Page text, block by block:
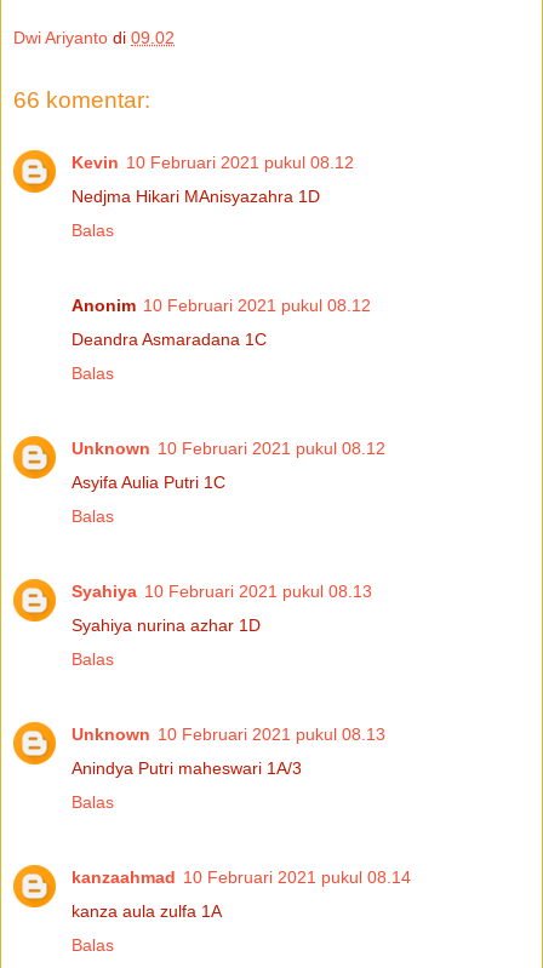
Dwi Ariyanto di 09.02
66 komentar:
Kevin 10 Februari 2021 pukul 08.12
Nedjma Hikari MAnisyazahra 1D
Balas
Anonim 10 Februari 2021 pukul 08.12
Deandra Asmaradana 1C
Balas
Unknown 10 Februari 2021 pukul 08.12
Asyifa Aulia Putri 1C
Balas
Syahiya 10 Februari 2021 pukul 08.13
Syahiya nurina azhar 1D
Balas
Unknown 10 Februari 2021 pukul 08.13
Anindya Putri maheswari 1A/3
Balas
kanzaahmad 10 Februari 2021 pukul 08.14
kanza aula zulfa 1A
Balas